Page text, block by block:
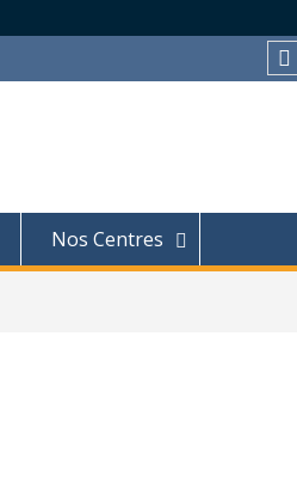
Nos Centres